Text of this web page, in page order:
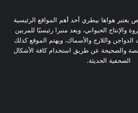
هواها بيطري أحد أهم المواقع الرئيسية
الحيواني، ويعد منبرا رئيسيًا للمربين
الدواجن واللارج والأسماك، ويهتم الموقع كذلك
والصحيحة عن طريق استخدام كافة الأشكال
الصحفية الحديثة.